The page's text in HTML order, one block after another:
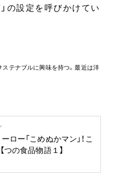
の設定を呼びかけてい
テナブルに興味を持つ。最近は洋
ロー「こめぬかマン」！こ
つの食品物語１】